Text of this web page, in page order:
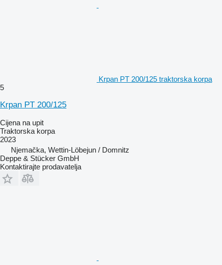
Krpan PT 200/125 traktorska korpa
5
Krpan PT 200/125
Cijena na upit
Traktorska korpa
2023
Njemačka, Wettin-Löbejun / Domnitz
Deppe & Stücker GmbH
Kontaktirajte prodavatelja